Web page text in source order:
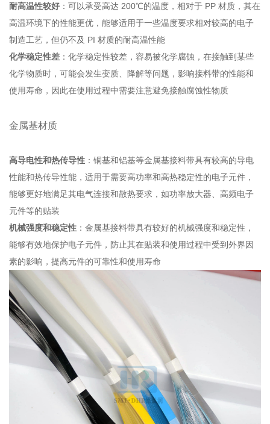
耐高温性较好 ：可以承受高达 200℃的温度，相对于 PP 材质，其在
高温环境下的性能更优，能够适用于一些温度要求相对较高的电子
制造工艺，但仍不及 PI 材质的耐高温性能
化学稳定性差 ：化学稳定性较差，容易被化学腐蚀，在接触到某些
化学物质时，可能会发生变质、降解等问题，影响接料带的性能和
使用寿命，因此在使用过程中需要注意避免接触腐蚀性物质
金属基材质
高导电性和热传导性 ：铜基和铝基等金属基接料带具有较高的导电
性能和热传导性能，适用于需要高功率和高热稳定性的电子元件，
能够更好地满足其电气连接和散热要求，如功率放大器、高频电子
元件等的贴装
机械强度和稳定性 ：金属基接料带具有较好的机械强度和稳定性，
能够有效地保护电子元件，防止其在贴装和使用过程中受到外界因
素的影响，提高元件的可靠性和使用寿命